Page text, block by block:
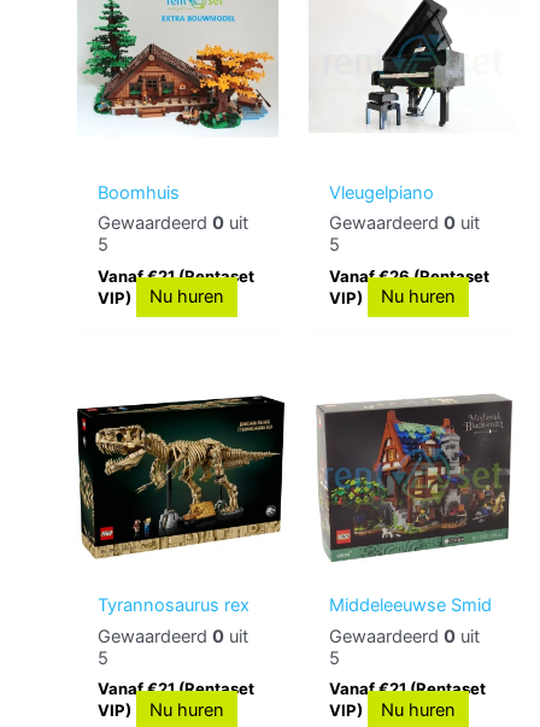
Boomhuis
Gewaardeerd0 uit
5
Vanaf €21 (Rentaset
VIP)
Nu huren
Vleugelpiano
Gewaardeerd0 uit
5
Vanaf €26 (Rentaset
VIP)
Nu huren
Tyrannosaurus rex
Gewaardeerd0 uit
5
Vanaf €21 (Rentaset
VIP)
Nu huren
Middeleeuwse Smid
Gewaardeerd0 uit
5
Vanaf €21 (Rentaset
VIP)
Nu huren